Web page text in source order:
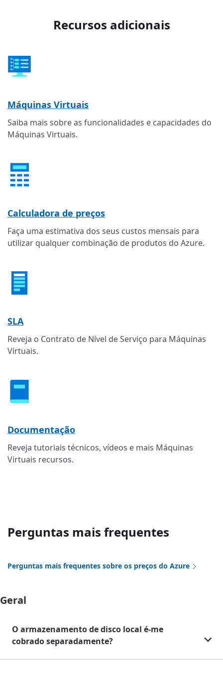
Recursos adicionais
Máquinas Virtuais
Saiba mais sobre as funcionalidades e capacidades do
Máquinas Virtuais.
Calculadora de preços
Faça uma estimativa dos seus custos mensais para
utilizar qualquer combinação de produtos do Azure.
SLA
Reveja o Contrato de Nível de Serviço para Máquinas
Virtuais.
Documentação
Reveja tutoriais técnicos, vídeos e mais Máquinas
Virtuais recursos.
Perguntas mais frequentes
Perguntas mais frequentes sobre os preços do Azure
Geral
O armazenamento de disco local é-me
cobrado separadamente?